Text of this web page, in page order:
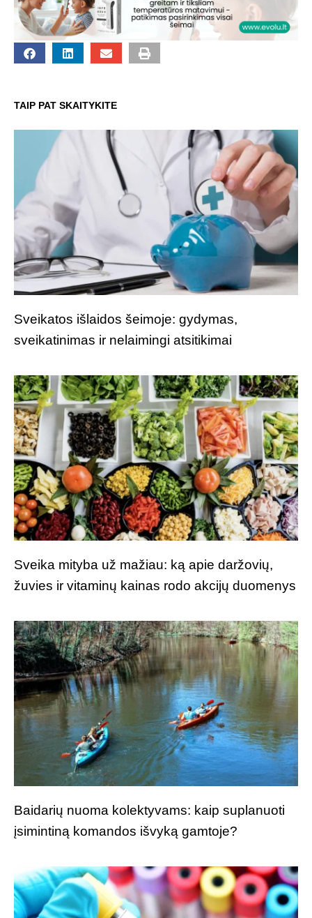
TAIP PAT SKAITYKITE
Sveikatos išlaidos šeimoje: gydymas,
sveikatinimas ir nelaimingi atsitikimai
Sveika mityba už mažiau: ką apie daržovių,
žuvies ir vitaminų kainas rodo akcijų duomenys
Baidarių nuoma kolektyvams: kaip suplanuoti
įsimintiną komandos išvyką gamtoje?